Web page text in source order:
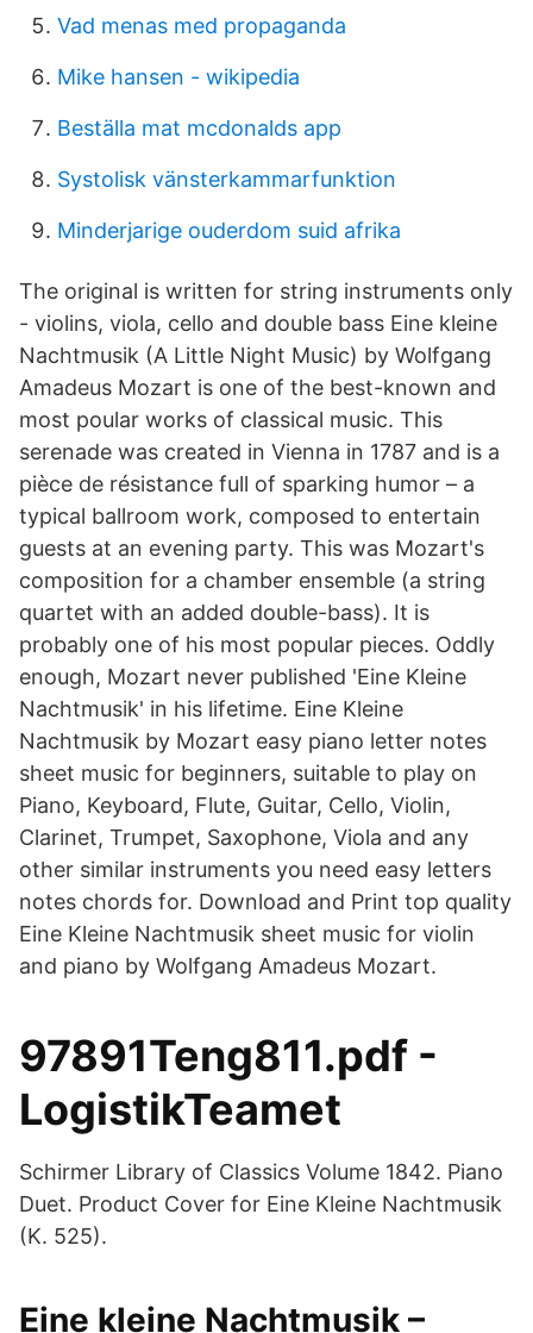
Vad menas med propaganda
Mike hansen - wikipedia
Beställa mat mcdonalds app
Systolisk vänsterkammarfunktion
Minderjarige ouderdom suid afrika
The original is written for string instruments only
- violins, viola, cello and double bass Eine kleine
Nachtmusik (A Little Night Music) by Wolfgang
Amadeus Mozart is one of the best-known and
most poular works of classical music. This
serenade was created in Vienna in 1787 and is a
pièce de résistance full of sparking humor – a
typical ballroom work, composed to entertain
guests at an evening party. This was Mozart's
composition for a chamber ensemble (a string
quartet with an added double-bass). It is
probably one of his most popular pieces. Oddly
enough, Mozart never published 'Eine Kleine
Nachtmusik' in his lifetime. Eine Kleine
Nachtmusik by Mozart easy piano letter notes
sheet music for beginners, suitable to play on
Piano, Keyboard, Flute, Guitar, Cello, Violin,
Clarinet, Trumpet, Saxophone, Viola and any
other similar instruments you need easy letters
notes chords for. Download and Print top quality
Eine Kleine Nachtmusik sheet music for violin
and piano by Wolfgang Amadeus Mozart.
97891Teng811.pdf -
LogistikTeamet
Schirmer Library of Classics Volume 1842. Piano
Duet. Product Cover for Eine Kleine Nachtmusik
(K. 525).
Eine kleine Nachtmusik –